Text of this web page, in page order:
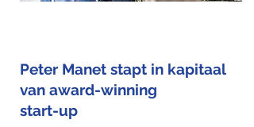
Peter Manet stapt in kapitaal
van award-winning
start-up